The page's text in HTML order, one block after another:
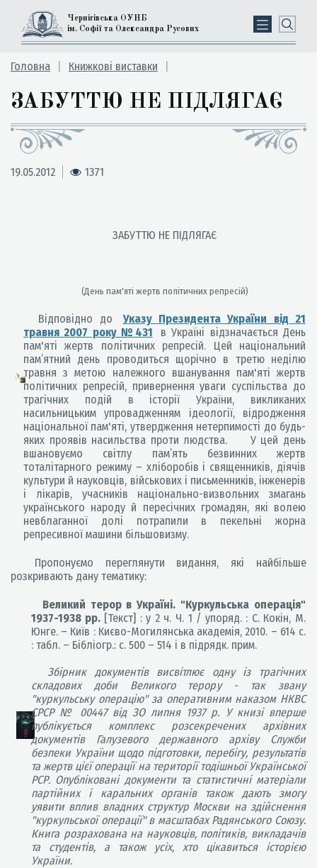
Чернігівська ОУНБ
ім. Софії та Олександра Русових
Головна Книжкові виставки
ЗАБУТТЮ НЕ ПІДЛЯГАЄ
19.05.2012 1371
ЗАБУТТЮ НЕ ПІДЛЯГАЄ
(День пам'яті жертв політичних репресій)
Відповідно до
Указу Президента України від 21
травня 2007 року №431
в Україні відзначається День
пам'яті жертв політичних репресій. Цей національний
пам’ятний день проводиться щорічно в третю неділю
травня з метою належного вшанування пам'яті жертв
політичних репресій, привернення уваги суспільства до
трагічних подій в історії України, викликаних
насильницьким упровадженням ідеології, відродження
національної пам'яті, утвердження нетерпимості до будь-
яких проявів насильства проти людства. У цей день
вшановуємо світлу пам’ять безвинних жертв
тоталітарного режиму – хліборобів і священників, діячів
культури й науковців, військових і письменників, інженерів
і лікарів, учасників національно-визвольних змагань
українського народу й пересічних громадян, які волею
невблаганної долі потрапили в пекельні жорна
репресивної машини більшовизму.
Пропонуємо переглянути видання, які найбільше
розкривають дану тематику:
Великий терор в Україні. "Куркульська операція"
1937-1938 рр.[Текст] : у 2 ч. Ч. 1 / упоряд. : С. Кокін, М.
Юнге. – Київ : Києво-Могилянська академія, 2010. – 614 с.
: табл. – Бібліогр.: с. 500 – 514 і в підрядк. прим.
Збірник документів висвітлює одну із трагічних
складових доби Великого терору - так звану
"куркульську операцію" за оперативним наказом НКВС
СРСР № 00447 від ЗО липня 1937 р. У книзі вперше
публікується комплекс розсекречених архівних
документів Галузевого державного архіву Служби
безпеки України щодо підготовки, перебігу, результатів
та жертв цієї операції на території тодішньої Української
РСР. Опубліковані документи та статистичні матеріали
партійних і каральних органів також дають змогу
уявити вплив владних структур Москви на здійснення
"куркульської операції" в масштабах Радянського Союзу.
Книга розрахована на науковців, політиків, викладачів
та студентів, а також усіх, хто цікавиться історією
України.